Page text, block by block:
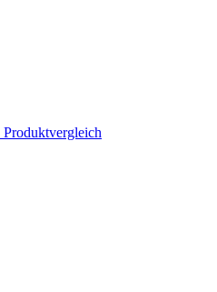
Produktvergleich